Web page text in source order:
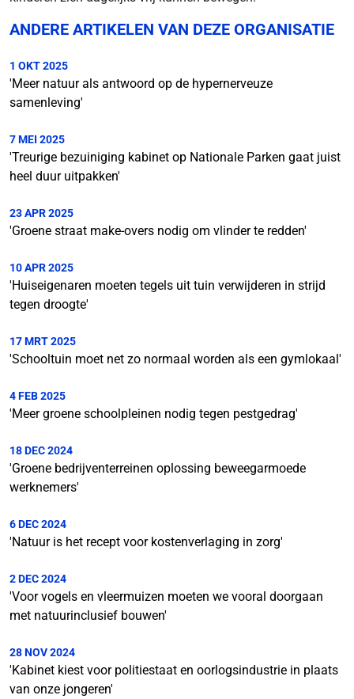
ANDERE ARTIKELEN VAN DEZE ORGANISATIE
1 OKT 2025
'Meer natuur als antwoord op de hypernerveuze
samenleving'
7 MEI 2025
'Treurige bezuiniging kabinet op Nationale Parken gaat juist
heel duur uitpakken'
23 APR 2025
'Groene straat make-overs nodig om vlinder te redden'
10 APR 2025
'Huiseigenaren moeten tegels uit tuin verwijderen in strijd
tegen droogte'
17 MRT 2025
'Schooltuin moet net zo normaal worden als een gymlokaal'
4 FEB 2025
'Meer groene schoolpleinen nodig tegen pestgedrag'
18 DEC 2024
'Groene bedrijventerreinen oplossing beweegarmoede
werknemers'
6 DEC 2024
'Natuur is het recept voor kostenverlaging in zorg'
2 DEC 2024
'Voor vogels en vleermuizen moeten we vooral doorgaan
met natuurinclusief bouwen'
28 NOV 2024
'Kabinet kiest voor politiestaat en oorlogsindustrie in plaats
van onze jongeren'